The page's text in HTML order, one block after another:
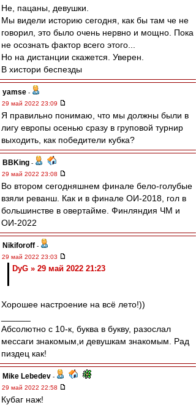
Не, пацаны, девушки.
Мы видели историю сегодня, как бы там че не
говорил, это было очень нервно и мощно. Пока
не осознать фактор всего этого...
Но на дистанции скажется. Уверен.
В хистори беспезды
yamse -
29 май 2022 23:09
Я правильно понимаю, что мы должны были в
лигу европы осенью сразу в груповой турнир
выходить, как победители кубка?
BBKing -
29 май 2022 23:08
Во втором сегодняшнем финале бело-голубые
взяли реванш. Как и в финале ОИ-2018, гол в
большинстве в овертайме. Финляндия ЧМ и
ОИ-2022
Nikiforoff -
29 май 2022 23:03
DyG » 29 май 2022 21:23
Хорошее настроение на всё лето!))
Абсолютно с 10-к, буква в букву, разослал
мессаги знакомым,и девушкам знакомым. Рад
пиздец как!
Mike Lebedev -
29 май 2022 22:58
Кубаг наж!